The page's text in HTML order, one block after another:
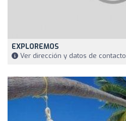
EXPLOREMOS
Ver dirección y datos de contacto